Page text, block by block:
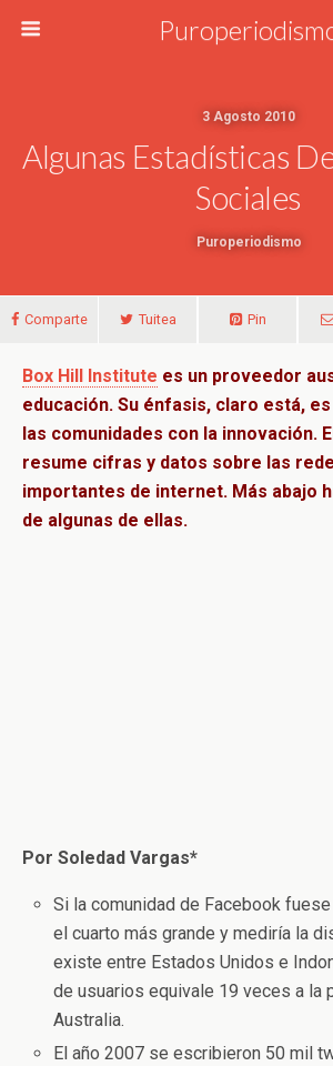
3 Agosto 2010
Algunas Estadísticas
Sociales
Puroperiodismo
Comparte Tuitea Pin
Box Hill Institute es un proveedor
educación. Su énfasis, claro está,
las comunidades con la innovación.
resume cifras y datos sobre las
importantes de internet. Más abajo
de algunas de ellas.
Por Soledad Vargas*
Si la comunidad de Facebook
el cuarto más grande y mediría la
existe entre Estados Unidos e
de usuarios equivale 19 veces a la
Australia.
El año 2007 se escribieron 50 mil